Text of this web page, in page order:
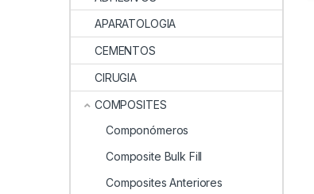
APARATOLOGIA
CEMENTOS
CIRUGIA
COMPOSITES
Componómeros
Composite Bulk Fill
Composites Anteriores